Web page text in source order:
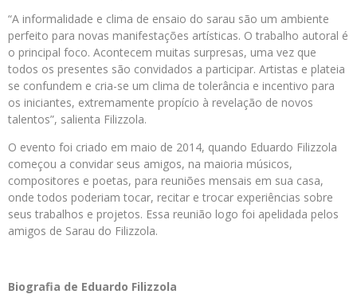
“A informalidade e clima de ensaio do sarau são um ambiente
perfeito para novas manifestações artísticas. O trabalho autoral é
o principal foco. Acontecem muitas surpresas, uma vez que
todos os presentes são convidados a participar. Artistas e plateia
se confundem e cria-se um clima de tolerância e incentivo para
os iniciantes, extremamente propício à revelação de novos
talentos”, salienta Filizzola.
O evento foi criado em maio de 2014, quando Eduardo Filizzola
começou a convidar seus amigos, na maioria músicos,
compositores e poetas, para reuniões mensais em sua casa,
onde todos poderiam tocar, recitar e trocar experiências sobre
seus trabalhos e projetos. Essa reunião logo foi apelidada pelos
amigos de Sarau do Filizzola.
Biografia de Eduardo Filizzola